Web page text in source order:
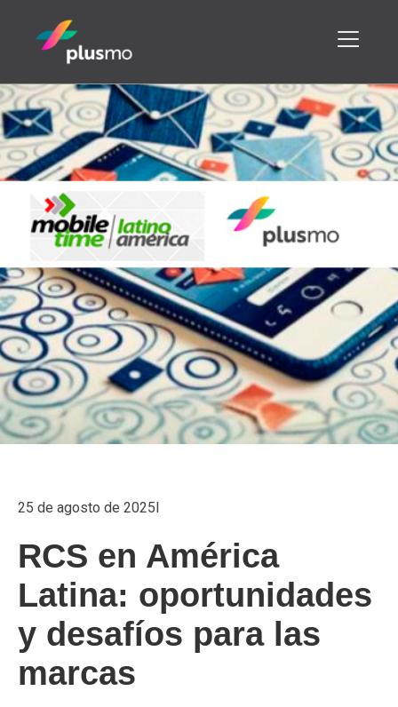
25 de agosto de 2025I
RCS en América
Latina: oportunidades
y desafíos para las
marcas